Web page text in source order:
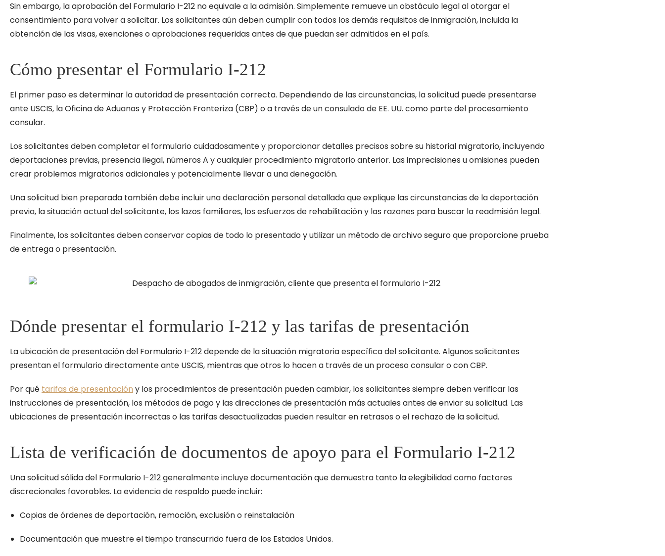
Sin embargo, la aprobación del Formulario I-212 no equivale a la admisión. Simplemente remueve un obstáculo legal al otorgar el
consentimiento para volver a solicitar. Los solicitantes aún deben cumplir con todos los demás requisitos de inmigración, incluida la
obtención de las visas, exenciones o aprobaciones requeridas antes de que puedan ser admitidos en el país.
Cómo presentar el Formulario I-212
El primer paso es determinar la autoridad de presentación correcta. Dependiendo de las circunstancias, la solicitud puede presentarse
ante USCIS, la Oficina de Aduanas y Protección Fronteriza (CBP) o a través de un consulado de EE. UU. como parte del procesamiento
consular.
Los solicitantes deben completar el formulario cuidadosamente y proporcionar detalles precisos sobre su historial migratorio, incluyendo
deportaciones previas, presencia ilegal, números A y cualquier procedimiento migratorio anterior. Las imprecisiones u omisiones pueden
crear problemas migratorios adicionales y potencialmente llevar a una denegación.
Una solicitud bien preparada también debe incluir una declaración personal detallada que explique las circunstancias de la deportación
previa, la situación actual del solicitante, los lazos familiares, los esfuerzos de rehabilitación y las razones para buscar la readmisión legal.
Finalmente, los solicitantes deben conservar copias de todo lo presentado y utilizar un método de archivo seguro que proporcione prueba
de entrega o presentación.
Dónde presentar el formulario I-212 y las tarifas de presentación
La ubicación de presentación del Formulario I-212 depende de la situación migratoria específica del solicitante. Algunos solicitantes
presentan el formulario directamente ante USCIS, mientras que otros lo hacen a través de un proceso consular o con CBP.
Por qué tarifas de presentación y los procedimientos de presentación pueden cambiar, los solicitantes siempre deben verificar las
instrucciones de presentación, los métodos de pago y las direcciones de presentación más actuales antes de enviar su solicitud. Las
ubicaciones de presentación incorrectas o las tarifas desactualizadas pueden resultar en retrasos o el rechazo de la solicitud.
Lista de verificación de documentos de apoyo para el Formulario I-212
Una solicitud sólida del Formulario I-212 generalmente incluye documentación que demuestra tanto la elegibilidad como factores
discrecionales favorables. La evidencia de respaldo puede incluir:
Copias de órdenes de deportación, remoción, exclusión o reinstalación
Documentación que muestre el tiempo transcurrido fuera de los Estados Unidos.